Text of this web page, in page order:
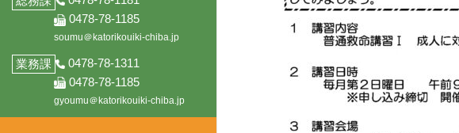
0478-78-1185
soumu＠katorikouiki-chiba.jp
業務課
0478-78-1311
0478-78-1185
gyoumu＠katorikouiki-chiba.jp